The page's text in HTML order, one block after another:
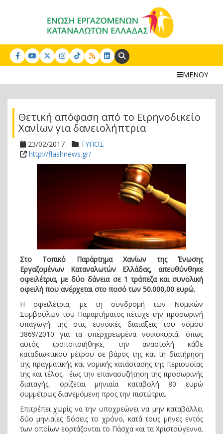
Search:
ΜΕΝΟΥ
Θετική απόφαση από το Ειρηνοδικείο
Χανίων για δανειολήπτρια
23/02/2017
ΤΥΠΟΣ
http://flashnews.gr/
Στο Τοπικό Παράρτημα Χανίων της Ένωσης
Εργαζομένων Καταναλωτών Ελλάδας, απευθύνθηκε
οφειλέτρια, με δύο δάνεια σε 1 τράπεζα και συνολική
οφειλή που ανέρχεται στο ποσό των 50.000,00 ευρώ.
Η οφειλέτρια, με τη συνδρομή των Νομικών
Συμβούλων του Παραρτήματος πέτυχε την προσωρινή
υπαγωγή της στις ευνοϊκές διατάξεις του νόμου
3869/2010 για τα υπερχρεωμένα νοικοκυριά, όπως
αυτός τροποποιήθηκε, την αναστολή κάθε
καταδιωκτικού μέτρου σε βάρος της και τη διατήρηση
της πραγματικής και νομικής κατάστασης της περιουσίας
της και τέλος, έως την επανασυζήτηση της προσωρινής
διαταγής, ορίζεται μηνιαία καταβολή 80 ευρώ
συμμέτρως διανεμόμενη προς την πιστώτρια.
Επιτρέπει χωρίς να την υποχρεώνει να μην καταβάλλει
δύο μηνιαίες δόσεις το χρόνο, κατά τους μήνες εντός
των οποίων εορτάζονται το Πάσχα και τα Χριστούγεννα.